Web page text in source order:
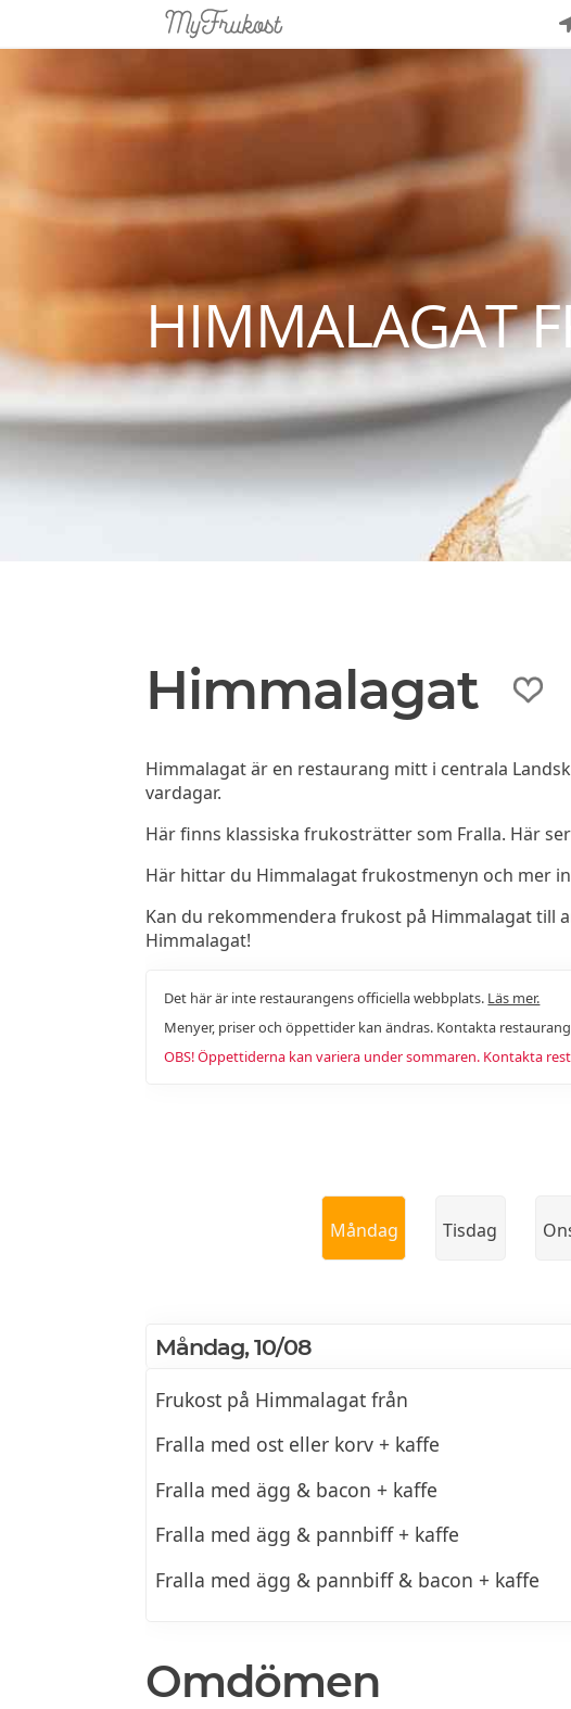
HIMMALAGAT
Himmalagat
Himmalagat är en restaurang mitt i centrala
vardagar.
Här finns klassiska frukosträtter som Fralla. Här
Här hittar du Himmalagat frukostmenyn och mer
Kan du rekommendera frukost på Himmalagat till
Himmalagat!
Det här är inte restaurangens officiella webbplats. Läs mer.
Menyer, priser och öppettider kan ändras. Kontakta
OBS! Öppettiderna kan variera under sommaren. Kontakta
Måndag Tisdag
Måndag, 10/08
Frukost på Himmalagat från
Fralla med ost eller korv + kaffe
Fralla med ägg & bacon + kaffe
Fralla med ägg & pannbiff + kaffe
Fralla med ägg & pannbiff & bacon + kaffe
Omdömen